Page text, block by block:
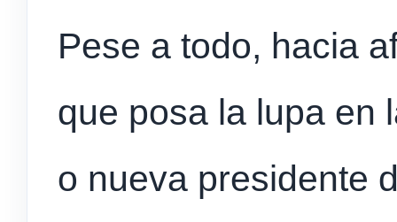
Pese a todo, hacia
que posa la lupa en
o nueva presidente